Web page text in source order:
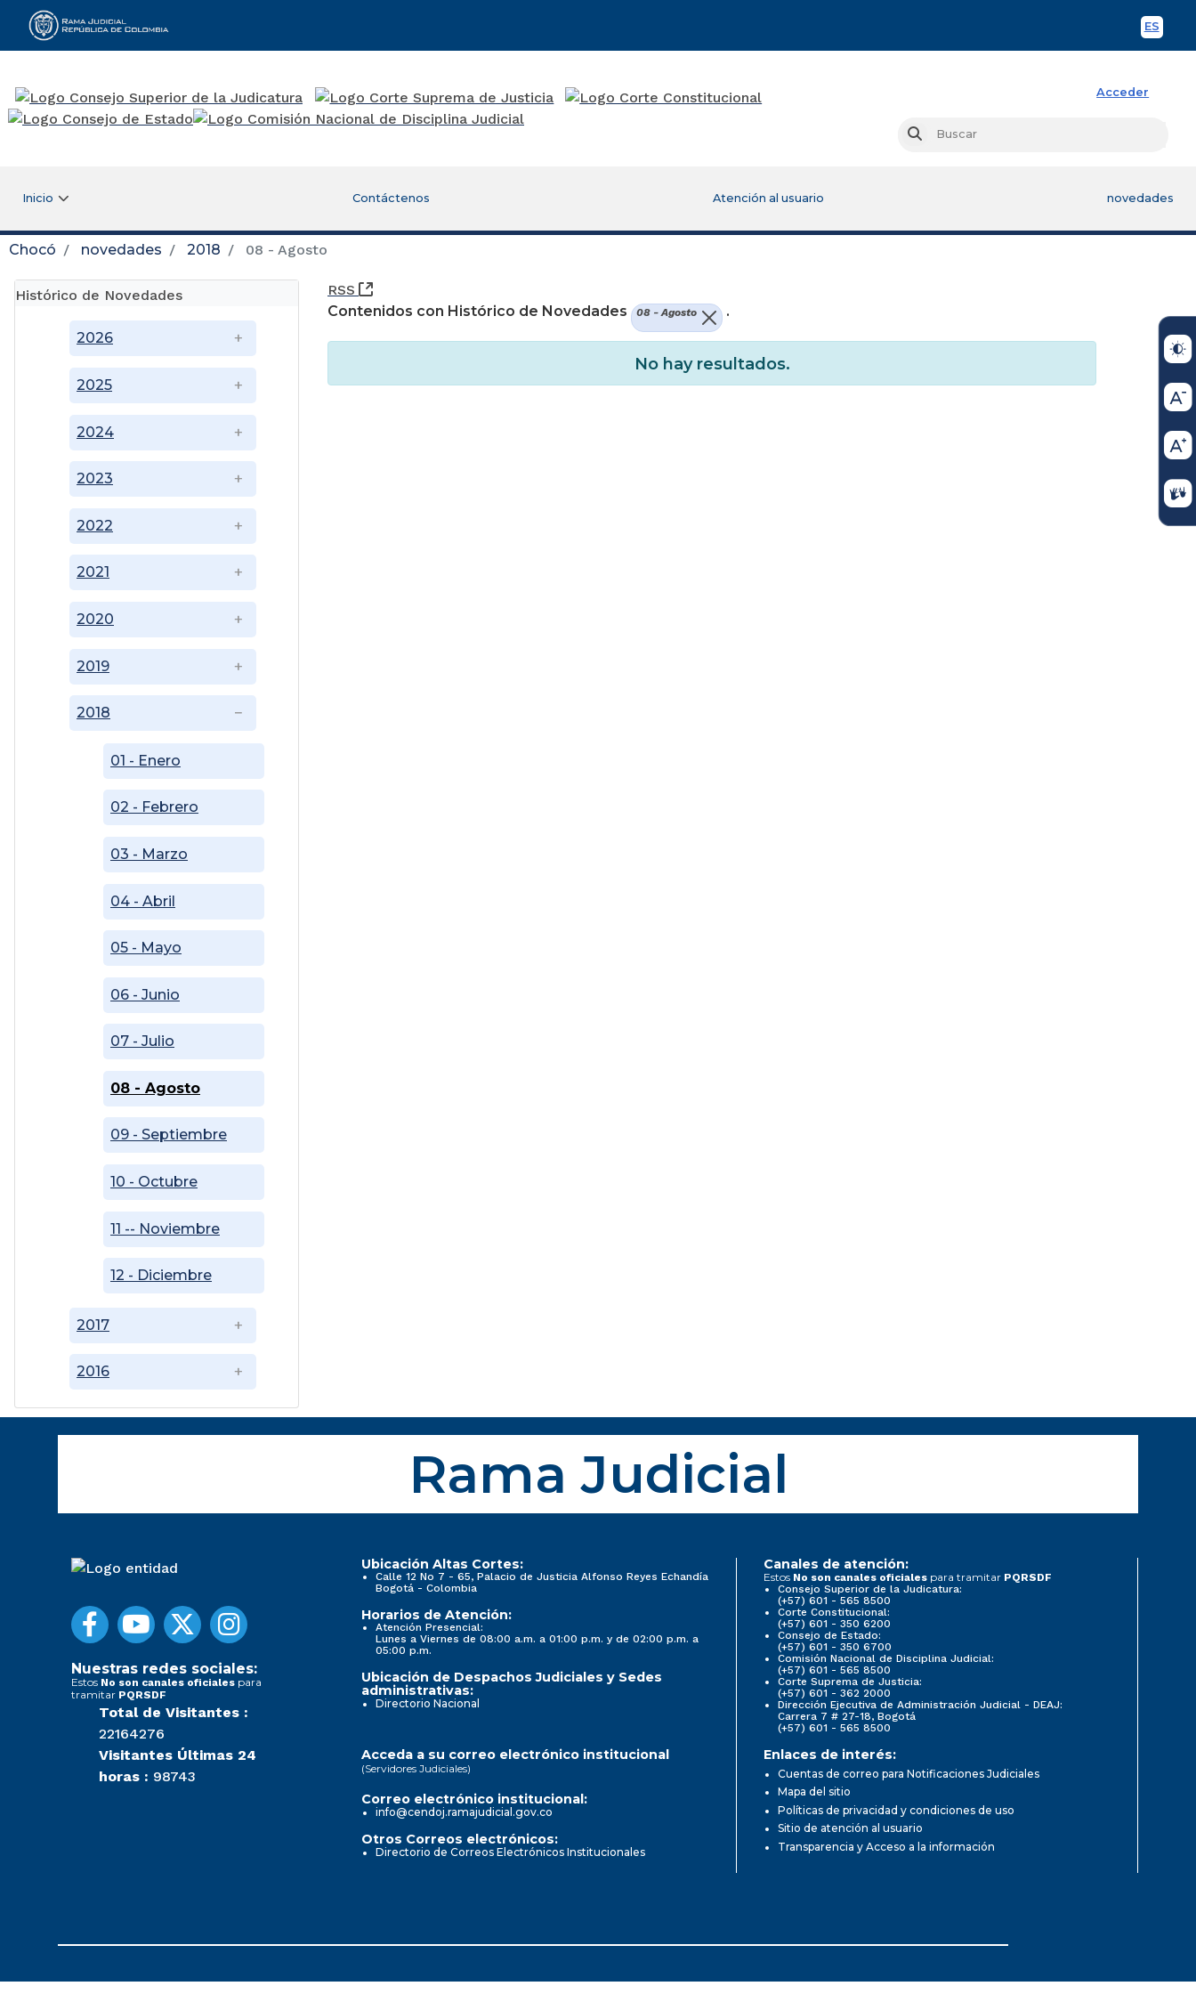
ES
Rama Judicial
Acceder
Buscar
Inicio Contáctenos Atención al usuario novedades
Chocó novedades 2018 08 - Agosto
Histórico de Novedades
2016
2017
2018
01 - Enero
02 - Febrero
03 - Marzo
04 - Abril
05 - Mayo
06 - Junio
07 - Julio
08 - Agosto
09 - Septiembre
10 - Octubre
11 -- Noviembre
12 - Diciembre
2019
2020
2021
2022
2023
2024
2025
2026
RSS
(Abre una nueva ventana)
Contenidos con Histórico de Novedades
08 - Agosto .
No hay resultados.
Rama Judicial
Nuestras redes sociales:
Estos No son canales oficiales para
tramitar PQRSDF
Total de Visitantes :
22164276
Visitantes Últimas 24
horas : 98743
Ubicación Altas Cortes:
Calle 12 No 7 - 65, Palacio de Justicia Alfonso Reyes Echandía
Bogotá - Colombia
Horarios de Atención:
Atención Presencial:
Lunes a Viernes de 08:00 a.m. a 01:00 p.m. y de 02:00 p.m. a
05:00 p.m.
Ubicación de Despachos Judiciales y Sedes
administrativas:
Directorio Nacional
Canales de atención:
Estos No son canales oficiales para tramitar PQRSDF
Consejo Superior de la Judicatura:
(+57) 601 - 565 8500
Corte Constitucional:
(+57) 601 - 350 6200
Consejo de Estado:
(+57) 601 - 350 6700
Comisión Nacional de Disciplina Judicial:
(+57) 601 - 565 8500
Corte Suprema de Justicia:
(+57) 601 - 362 2000
Dirección Ejecutiva de Administración Judicial - DEAJ:
Carrera 7 # 27-18, Bogotá
(+57) 601 - 565 8500
Acceda a su correo electrónico institucional
(Servidores Judiciales)
Correo electrónico institucional:
info@cendoj.ramajudicial.gov.co
Otros Correos electrónicos:
Directorio de Correos Electrónicos Institucionales
Enlaces de interés:
Cuentas de correo para Notificaciones Judiciales
Mapa del sitio
Políticas de privacidad y condiciones de uso
Sitio de atención al usuario
Transparencia y Acceso a la información